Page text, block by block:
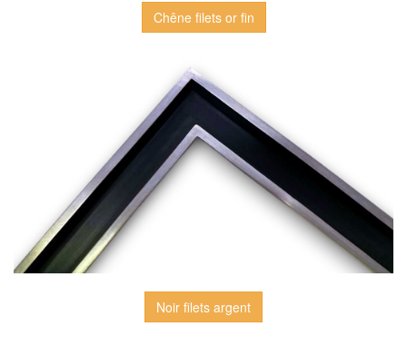
Chêne filets or fin
Noir filets argent